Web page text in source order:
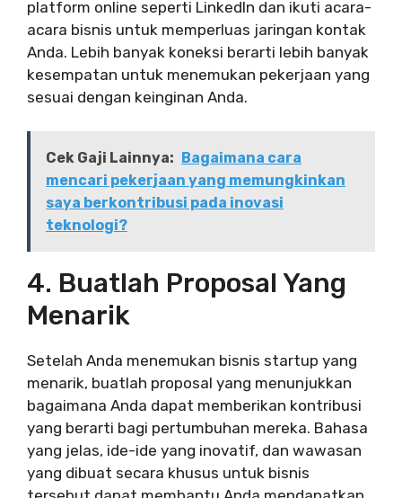
platform online seperti LinkedIn dan ikuti acara-
acara bisnis untuk memperluas jaringan kontak
Anda. Lebih banyak koneksi berarti lebih banyak
kesempatan untuk menemukan pekerjaan yang
sesuai dengan keinginan Anda.
Cek Gaji Lainnya: Bagaimana cara
mencari pekerjaan yang memungkinkan
saya berkontribusi pada inovasi
teknologi?
4. Buatlah Proposal Yang
Menarik
Setelah Anda menemukan bisnis startup yang
menarik, buatlah proposal yang menunjukkan
bagaimana Anda dapat memberikan kontribusi
yang berarti bagi pertumbuhan mereka. Bahasa
yang jelas, ide-ide yang inovatif, dan wawasan
yang dibuat secara khusus untuk bisnis